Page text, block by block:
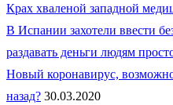
Крах хваленой западной
В Испании захотели ввести
раздавать деньги людям
Новый коронавирус,
назад? 30.03.2020